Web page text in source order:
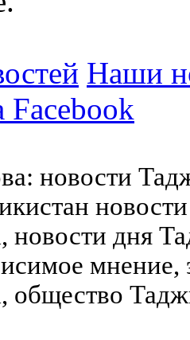
Наши
Facebook
новости
новости дня
общество